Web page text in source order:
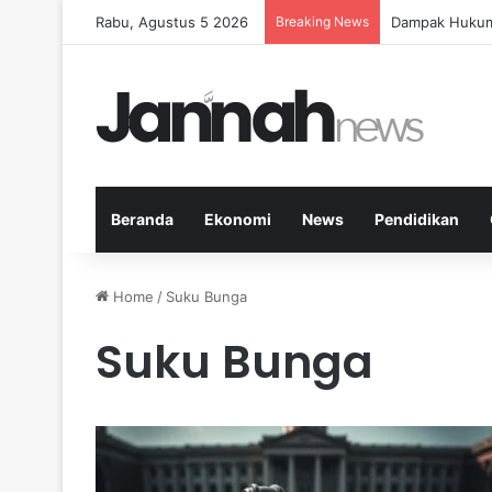
Rabu, Agustus 5 2026 Breaking News Panduan
Beranda Ekonomi News Pendidikan
Home / Suku Bunga
Suku Bunga